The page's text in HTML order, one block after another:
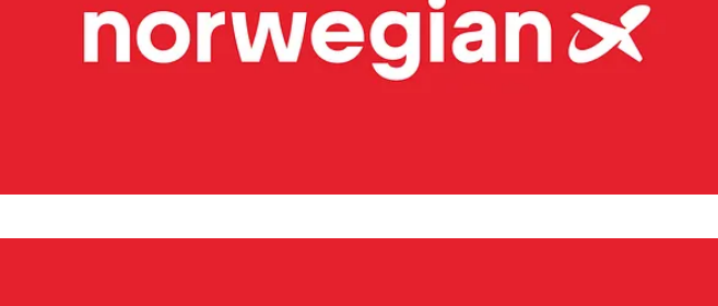
miljoner passagerare och en flotta på 51 flygplan, varav 48 är Bombardier Dash 8-plan
och tre Embraer E190-E2-plan. Widerøe Ground Handling levererar marktjänster på 41
flygplatser i Norge.